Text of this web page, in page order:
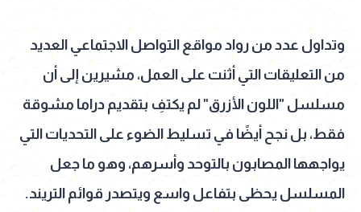
وتداول عدد من رواد مواقع التواصل الاجتماعي العديد
من التعليقات التي أثنت على العمل، مشيرين إلى أن
مسلسل "اللون الأزرق" لم يكتفِ بتقديم دراما مشوقة
فقط، بل نجح أيضًا في تسليط الضوء على التحديات التي
يواجهها المصابون بالتوحد وأسرهم، وهو ما جعل
المسلسل يحظى بتفاعل واسع ويتصدر قوائم التريند.